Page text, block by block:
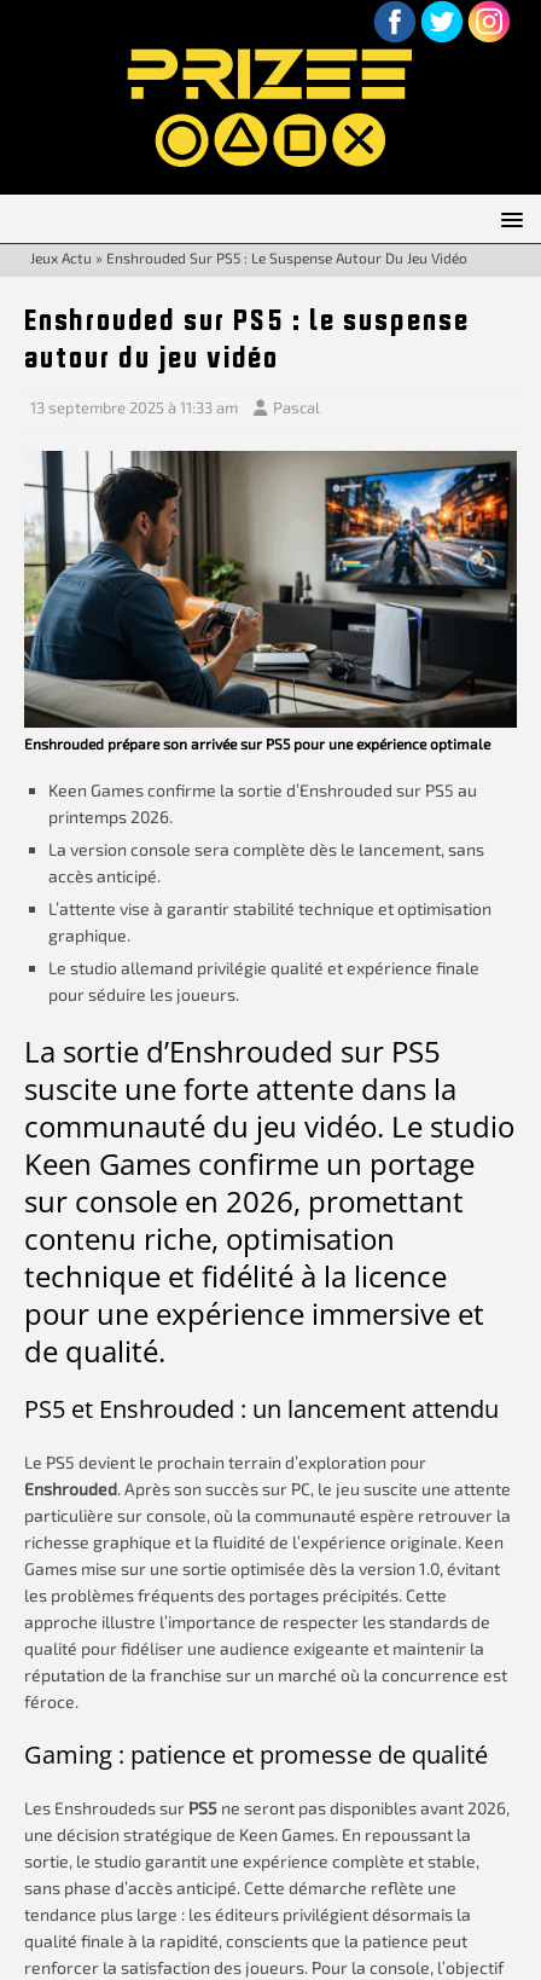
Jeux Actu » Enshrouded Sur PS5 : Le Suspense Autour Du Jeu Vidéo
Enshrouded sur PS5 : le suspense
autour du jeu vidéo
13 septembre 2025 à 11:33 am Pascal
Enshrouded prépare son arrivée sur PS5 pour une expérience optimale
Keen Games confirme la sortie d’Enshrouded sur PS5 au
printemps 2026.
La version console sera complète dès le lancement, sans
accès anticipé.
L’attente vise à garantir stabilité technique et optimisation
graphique.
Le studio allemand privilégie qualité et expérience finale
pour séduire les joueurs.
La sortie d’Enshrouded sur PS5
suscite une forte attente dans la
communauté du jeu vidéo. Le studio
Keen Games confirme un portage
sur console en 2026, promettant
contenu riche, optimisation
technique et fidélité à la licence
pour une expérience immersive et
de qualité.
PS5 et Enshrouded : un lancement attendu
Le PS5 devient le prochain terrain d’exploration pour
Enshrouded. Après son succès sur PC, le jeu suscite une attente
particulière sur console, où la communauté espère retrouver la
richesse graphique et la fluidité de l’expérience originale. Keen
Games mise sur une sortie optimisée dès la version 1.0, évitant
les problèmes fréquents des portages précipités. Cette
approche illustre l’importance de respecter les standards de
qualité pour fidéliser une audience exigeante et maintenir la
réputation de la franchise sur un marché où la concurrence est
féroce.
Gaming : patience et promesse de qualité
Les Enshroudeds sur PS5 ne seront pas disponibles avant 2026,
une décision stratégique de Keen Games. En repoussant la
sortie, le studio garantit une expérience complète et stable,
sans phase d’accès anticipé. Cette démarche reflète une
tendance plus large : les éditeurs privilégient désormais la
qualité finale à la rapidité, conscients que la patience peut
renforcer la satisfaction des joueurs. Pour la console, l’objectif